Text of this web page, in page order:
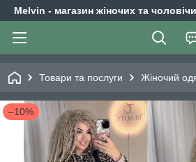
Melvin - магазин жіночих та
Товари та послуги Жіночий
–10%